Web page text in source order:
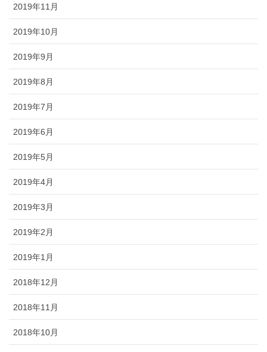
2019年11月
2019年10月
2019年9月
2019年8月
2019年7月
2019年6月
2019年5月
2019年4月
2019年3月
2019年2月
2019年1月
2018年12月
2018年11月
2018年10月